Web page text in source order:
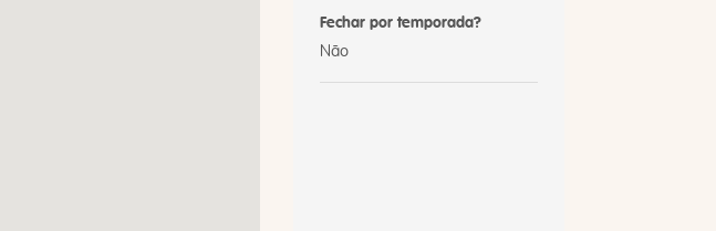
Fechar por temporada?
Não